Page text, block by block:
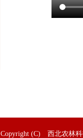
Copyright (C) 西北农林